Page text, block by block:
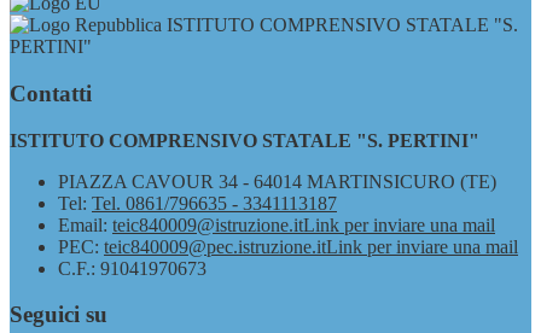
ISTITUTO COMPRENSIVO STATALE "S.
PERTINI"
Contatti
ISTITUTO COMPRENSIVO STATALE "S. PERTINI"
PIAZZA CAVOUR 34 - 64014 MARTINSICURO (TE)
Tel: Tel. 0861/796635 - 3341113187
Email: teic840009@istruzione.itLink per inviare una mail
PEC: teic840009@pec.istruzione.itLink per inviare una mail
C.F.: 91041970673
Seguici su